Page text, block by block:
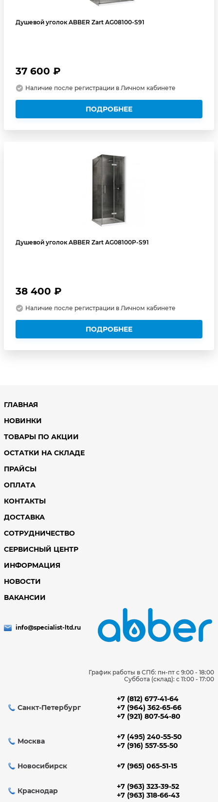
Душевой уголок ABBER Zart AG08100-S91
37 600 ₽
Наличие после регистрации в Личном кабинете
ПОДРОБНЕЕ
Душевой уголок ABBER Zart AG08100P-S91
38 400 ₽
Наличие после регистрации в Личном кабинете
ПОДРОБНЕЕ
ГЛАВНАЯ
НОВИНКИ
ТОВАРЫ ПО АКЦИИ
ОСТАТКИ НА СКЛАДЕ
ПРАЙСЫ
ОПЛАТА
КОНТАКТЫ
ДОСТАВКА
СОТРУДНИЧЕСТВО
СЕРВИСНЫЙ ЦЕНТР
ИНФОРМАЦИЯ
НОВОСТИ
ВАКАНСИИ
info@specialist-ltd.ru
График работы в СПб: пн-пт с 9:00 - 18:00
Суббота (склад): c 11:00 - 17:00
Санкт-Петербург
+7 (812) 677-41-64
+7 (964) 362-65-66
+7 (921) 807-54-80
Москва
+7 (495) 240-55-50
+7 (916) 557-55-50
Новосибирск +7 (965) 065-51-15
Краснодар
+7 (963) 323-39-52
+7 (963) 318-66-43